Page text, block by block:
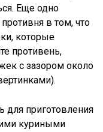
Еще одно
в том, что
которые
противень,
с зазором около
для приготовления
куриными